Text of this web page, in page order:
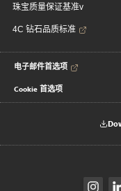
珠宝质量保证基准v
4C 钻石品质标准
电子邮件首选项
Cookie 首选项